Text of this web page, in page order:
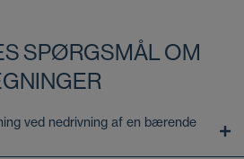
SPØRGSMÅL OM
ved nedrivning af en bærende